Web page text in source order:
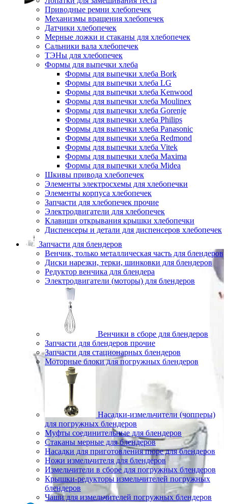
Приводные ремни хлебопечек
Механизмы вращения хлебопечек
Датчики хлебопечек
Мерные ложки и стаканы для хлебопечек
Сальники вала хлебопечек
ТЭНы для хлебопечек
Формы для выпечки хлеба
Формы для выпечки хлеба Bork
Формы для выпечки хлеба LG
Формы для выпечки хлеба Kenwood
Формы для выпечки хлеба Moulinex
Формы для выпечки хлеба Gorenje
Формы для выпечки хлеба Philips
Формы для выпечки хлеба Panasonic
Формы для выпечки хлеба Redmond
Формы для выпечки хлеба Vitek
Формы для выпечки хлеба Maxima
Формы для выпечки хлеба Midea
Шкивы привода хлебопечек
Элементы электросхемы для хлебопечки
Элементы корпуса хлебопечек
Запчасти для хлебопечек прочие
Электродвигатели для хлебопечек
Клавиши открывания крышки хлебопечки
Диспенсеры и детали для диспенсеров хлебопечек
Запчасти для блендеров
Венчик, только металлическая часть для блендеров
Диски нарезки, терки, шинковки для блендеров
Редуктор венчика для блендера
Электродвигатели (моторы) для блендеров
Венчики в сборе для блендеров
Запчасти для блендеров прочие
Запчасти для стационарных блендеров
Моторные блоки для погружных блендеров
Насадки-измельчители (чопперы)
для погружных блендеров
Муфты соединительные для блендеров
Стаканы мерные для блендеров
Насадки для приготовления пюре для блендеров
Ножи измельчителя для блендеров
Измельчители в сборе для погружных блендеров
Крышки-редукторы измельчителей погружных
блендеров
Чаши для измельчителей погружных блендеров